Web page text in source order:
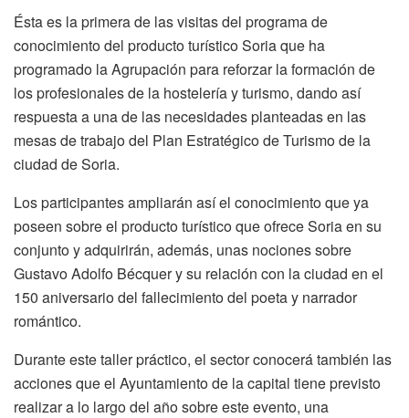
Ésta es la primera de las visitas del programa de
conocimiento del producto turístico Soria que ha
programado la Agrupación para reforzar la formación de
los profesionales de la hostelería y turismo, dando así
respuesta a una de las necesidades planteadas en las
mesas de trabajo del Plan Estratégico de Turismo de la
ciudad de Soria.
Los participantes ampliarán así el conocimiento que ya
poseen sobre el producto turístico que ofrece Soria en su
conjunto y adquirirán, además, unas nociones sobre
Gustavo Adolfo Bécquer y su relación con la ciudad en el
150 aniversario del fallecimiento del poeta y narrador
romántico.
Durante este taller práctico, el sector conocerá también las
acciones que el Ayuntamiento de la capital tiene previsto
realizar a lo largo del año sobre este evento, una